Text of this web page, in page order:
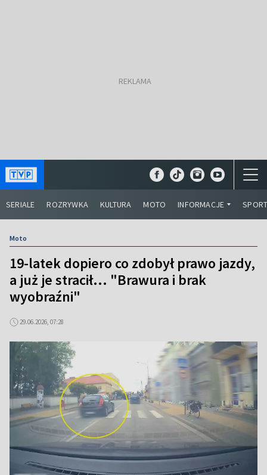
SERIALE ROZRYWKA KULTURA MOTO INFORMACJE
Moto
19-latek dopiero co zdobył prawo jazdy,
a już je stracił... "Brawura i brak
wyobraźni"
29.06.2026, 07:28